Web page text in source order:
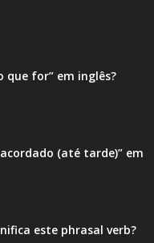
que for” em inglês?
(até tarde)” em
este phrasal verb?